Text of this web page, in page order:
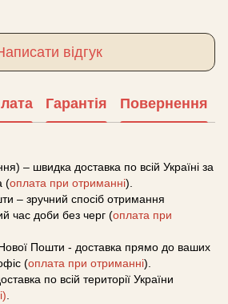
відгук
Гарантія Повернення
– швидка доставка по всій Україні за
(оплата при отриманні).
– зручний спосіб отримання
час доби без черг (оплата при
Пошти - доставка прямо до ваших
(оплата при отриманні).
по всій території України
.